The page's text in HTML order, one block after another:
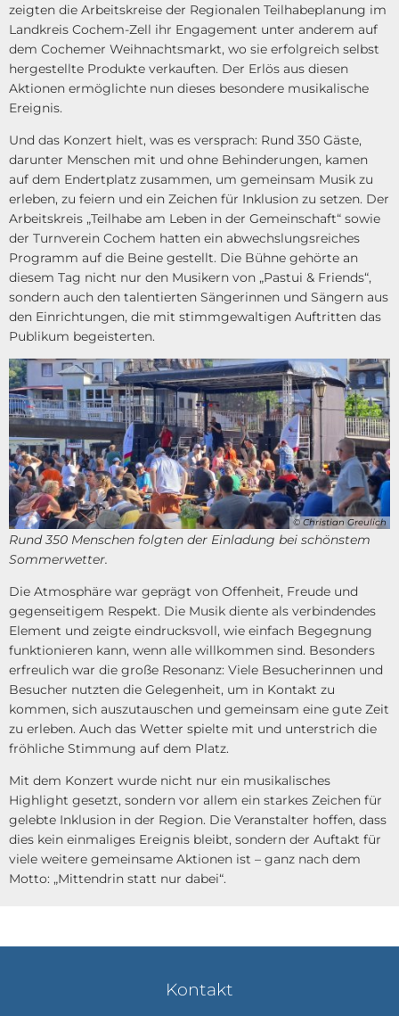
zeigten die Arbeitskreise der Regionalen Teilhabeplanung im
Landkreis Cochem-Zell ihr Engagement unter anderem auf
dem Cochemer Weihnachtsmarkt, wo sie erfolgreich selbst
hergestellte Produkte verkauften. Der Erlös aus diesen
Aktionen ermöglichte nun dieses besondere musikalische
Ereignis.
Und das Konzert hielt, was es versprach: Rund 350 Gäste,
darunter Menschen mit und ohne Behinderungen, kamen
auf dem Endertplatz zusammen, um gemeinsam Musik zu
erleben, zu feiern und ein Zeichen für Inklusion zu setzen. Der
Arbeitskreis „Teilhabe am Leben in der Gemeinschaft“ sowie
der Turnverein Cochem hatten ein abwechslungsreiches
Programm auf die Beine gestellt. Die Bühne gehörte an
diesem Tag nicht nur den Musikern von „Pastui & Friends“,
sondern auch den talentierten Sängerinnen und Sängern aus
den Einrichtungen, die mit stimmgewaltigen Auftritten das
Publikum begeisterten.
© Christian Greulich
Rund 350 Menschen folgten der Einladung bei schönstem
Sommerwetter.
Die Atmosphäre war geprägt von Offenheit, Freude und
gegenseitigem Respekt. Die Musik diente als verbindendes
Element und zeigte eindrucksvoll, wie einfach Begegnung
funktionieren kann, wenn alle willkommen sind. Besonders
erfreulich war die große Resonanz: Viele Besucherinnen und
Besucher nutzten die Gelegenheit, um in Kontakt zu
kommen, sich auszutauschen und gemeinsam eine gute Zeit
zu erleben. Auch das Wetter spielte mit und unterstrich die
fröhliche Stimmung auf dem Platz.
Mit dem Konzert wurde nicht nur ein musikalisches
Highlight gesetzt, sondern vor allem ein starkes Zeichen für
gelebte Inklusion in der Region. Die Veranstalter hoffen, dass
dies kein einmaliges Ereignis bleibt, sondern der Auftakt für
viele weitere gemeinsame Aktionen ist – ganz nach dem
Motto: „Mittendrin statt nur dabei“.
Kontakt